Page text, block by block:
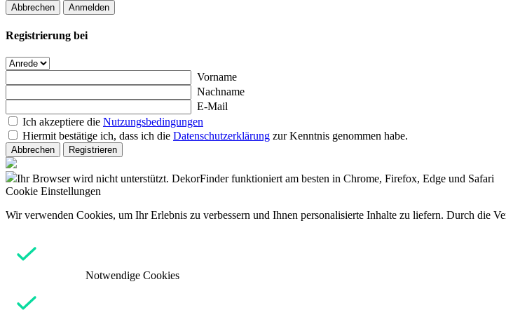
Abbrechen Anmelden
Registrierung bei
Vorname
Nachname
E-Mail
Ich akzeptiere die Nutzungsbedingungen
Hiermit bestätige ich, dass ich die Datenschutzerklärung zur Kenntnis genommen habe.
Abbrechen Registrieren
Ihr Browser wird nicht unterstützt. DekorFinder funktioniert am besten in Chrome, Firefox, Edge und Safari
Cookie Einstellungen
Wir verwenden Cookies, um Ihr Erlebnis zu verbessern und Ihnen personalisierte Inhalte zu liefern. Durch die
Notwendige Cookies